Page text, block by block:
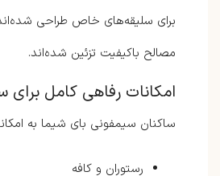
برای سلیقه‌های خاص طراحی
مصالح باکیفیت تزئین شده‌اند.
امکانات رفاهی کامل برای
ساکنان سیمفونی بای شیما به
رستوران و کافه